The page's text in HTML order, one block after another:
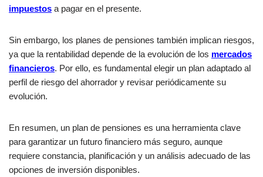
impuestos a pagar en el presente.
Sin embargo, los planes de pensiones también implican riesgos,
ya que la rentabilidad depende de la evolución de los mercados
financieros. Por ello, es fundamental elegir un plan adaptado al
perfil de riesgo del ahorrador y revisar periódicamente su
evolución.
En resumen, un plan de pensiones es una herramienta clave
para garantizar un futuro financiero más seguro, aunque
requiere constancia, planificación y un análisis adecuado de las
opciones de inversión disponibles.